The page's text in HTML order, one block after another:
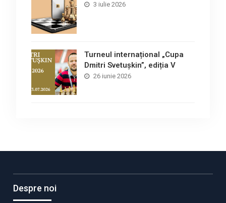
3 iulie 2026
Turneul internațional „Cupa
Dmitri Svetușkin”, ediția V
26 iunie 2026
Despre noi